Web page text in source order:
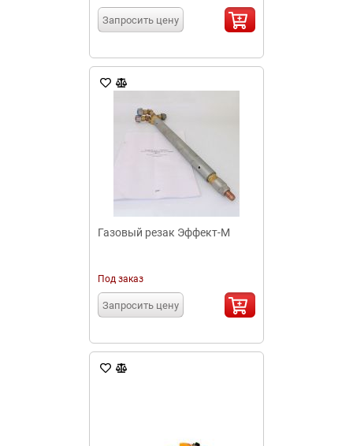
Запросить цену
Газовый резак Эффект-М
Под заказ
Запросить цену